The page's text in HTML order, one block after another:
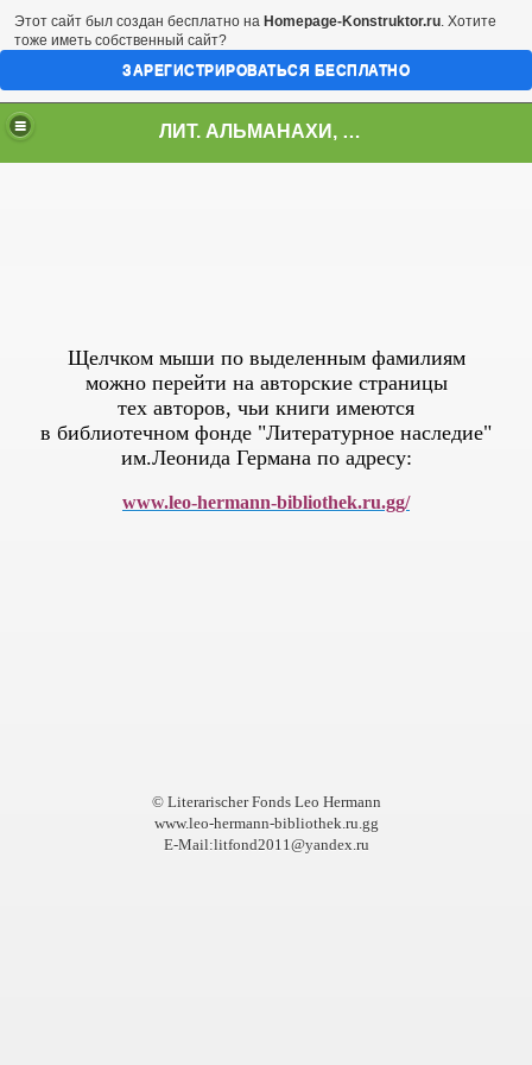
ЛИТ. АЛЬМАНАХИ, ЖУРНАЛЫ, СБОРНИКИ
Щелчком мыши по выделенным фамилиям
можно перейти на авторские страницы
тех авторов, чьи книги имеются
в библиотечном фонде "Литературное наследие"
им.Леонида Германа по адресу:
www.leo-hermann-bibliothek.ru.gg/
© Literarischer Fonds Leo Hermann
www.leo-hermann-bibliothek.ru.gg
E-Mail:litfond2011@yandex.ru
Этот сайт был создан бесплатно на Homepage-Konstruktor.ru. Хотите
тоже иметь собственный сайт?
ЗАРЕГИСТРИРОВАТЬСЯ БЕСПЛАТНО